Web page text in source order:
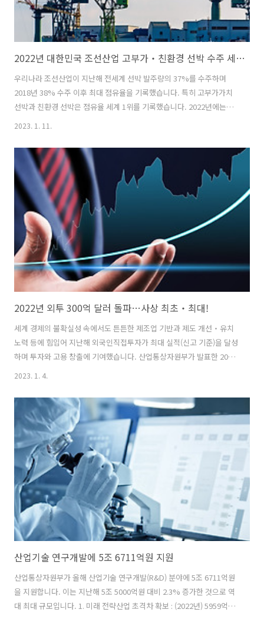
2022년 대한민국 조선산업 고부가‧친환경 선박 수주 세계 1위
우리나라 조선산업이 지난해 전세계 선박 발주량의 37%를 수주하며
2018년 38% 수주 이후 최대 점유율을 기록했습니다. 특히 고부가가치
선박과 친환경 선박은 점유율 세계 1위를 기록했습니다. 2022년에는
2021년 대비 전세계 발주량이 22%나 감소했음에도 이같은 실적을 일궈
세계 발주량 2079만 CGT(표준선환산톤수) 중 58%에 해당하는 1198만
CGT를 수주했습니다. 특히 최근 역대 최고 선가를 경신 중인 대형 액화
천연가스(LNG) 운반선의 경우 전세계 발주량의 70%를 수주하며 이 분
야 1위 기술 강국의 면모를 보여줬습니다. 또 발주량이 급증하고 있는 친
환경 선박에서도 우리나라는 전세계 발주량의 50%를 가져왔습니다.
친..
2023. 1. 11.
2022년 외투 300억 달러 돌파…사상 최초‧최대!
세계 경제의 불확실성 속에서도 튼튼한 제조업 기반과 제도 개선‧유치
노력 등에 힘입어 지난해 외국인직접투자가 최대 실적(신고 기준)을 달성
하며 투자와 고용 창출에 기여했습니다. 산업통상자원부가 발표한 2022
년 외국인직접투자 동향에 따르면 지난해 외투 신고 기준은 304억 5000
의 295억 1000만 달러를 훌쩍 뛰어넘는 기록입니다. 도착기준으로는 전
년보다 3.1% 감소한 180억 3000만 달러로 역대 2위. 1위는 2021년의
186억 달러입니다. 지난해 외국인직접투자 세부 동향을 살펴보면 다음
과 같습니다. ◈ 업종별 ▶ 신고금액 제조업(+149.4%, 비중 41.0%)과
기타업종(+47.7%, 비중 4.6%)은 증가 서비..
2023. 1. 4.
산업기술 연구개발에 5조 6711억원 지원
산업통상자원부가 올해 산업기술 연구개발(R&D) 분야에 5조 6711억원
을 지원합니다. 이는 지난해 5조 5000억원 대비 2.3% 증가한 것으로 역
대 최대 규모입니다. 1. 미래 전략산업 초격차 확보 : (2022년) 5959억원